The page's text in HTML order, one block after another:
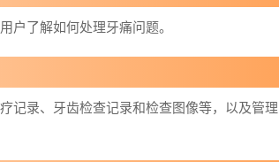
户了解如何处理牙痛问题。
记录、牙齿检查记录和检查图像等，以及管理